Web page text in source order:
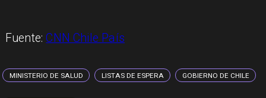
Fuente:CNN Chile País
MINISTERIO DE SALUD LISTAS DE ESPERA GOBIERNO DE CHILE